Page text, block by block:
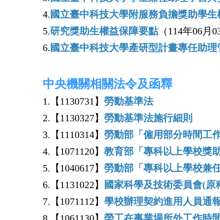
4.國立臺中科技大學附服務負擔獎助學
5.研究獎助生權益保障要點（114年06月
6.國立臺中科技大學產研型計畫專任助理
中央機關相關法令及函釋
1.【1130731】 勞動基準法
2.【1130327】 勞動基準法施行細則
3.【1110314】 勞動部「僱用部分時間工
4.【1071120】 教育部「專科以上學校獎
5.【1040617】 勞動部「專科以上學校兼
6.【1131022】
國家科學及技術委員會(
7.【1071112】 學校辦理契約進用人員通